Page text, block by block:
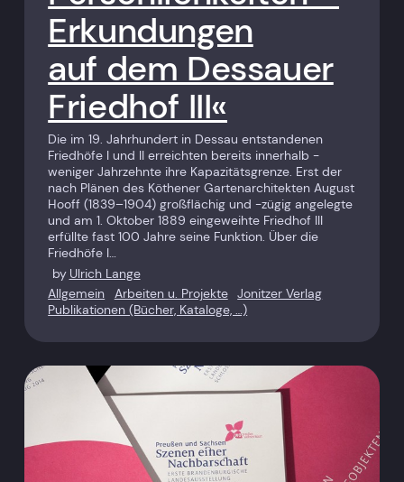
Erkundungen
auf dem Dessauer
Friedhof III«
Die im 19. Jahrhundert in Dessau entstandenen
Friedhöfe I und II erreichten bereits innerhalb ­
weniger Jahrzehnte ihre Kapazitäts­grenze. Erst der
nach Plänen des Köthener Gartenarchitekten August
Hooff (1839–1904) großflächig und -zügig angelegte
und am 1. Oktober 1889 eingeweihte Friedhof III
erfüllte fast 100 Jahre seine Funktion. Über die
Friedhöfe I…
by Ulrich Lange
Allgemein
Arbeiten u. Projekte Jonitzer Verlag
Publikationen (Bücher, Kataloge, …)